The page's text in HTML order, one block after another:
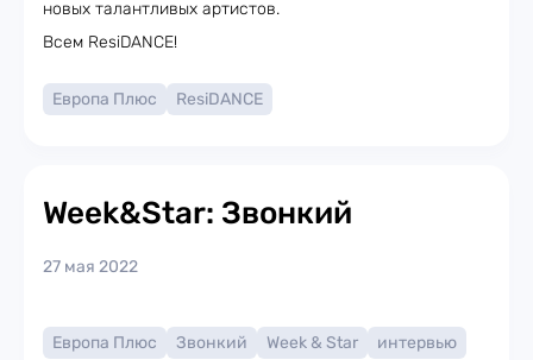
новых талантливых артистов.
Всем ResiDANCE!
Европа Плюс ResiDANCE
Week&Star: Звонкий
27 мая 2022
Европа Плюс Звонкий Week & Star
интервью